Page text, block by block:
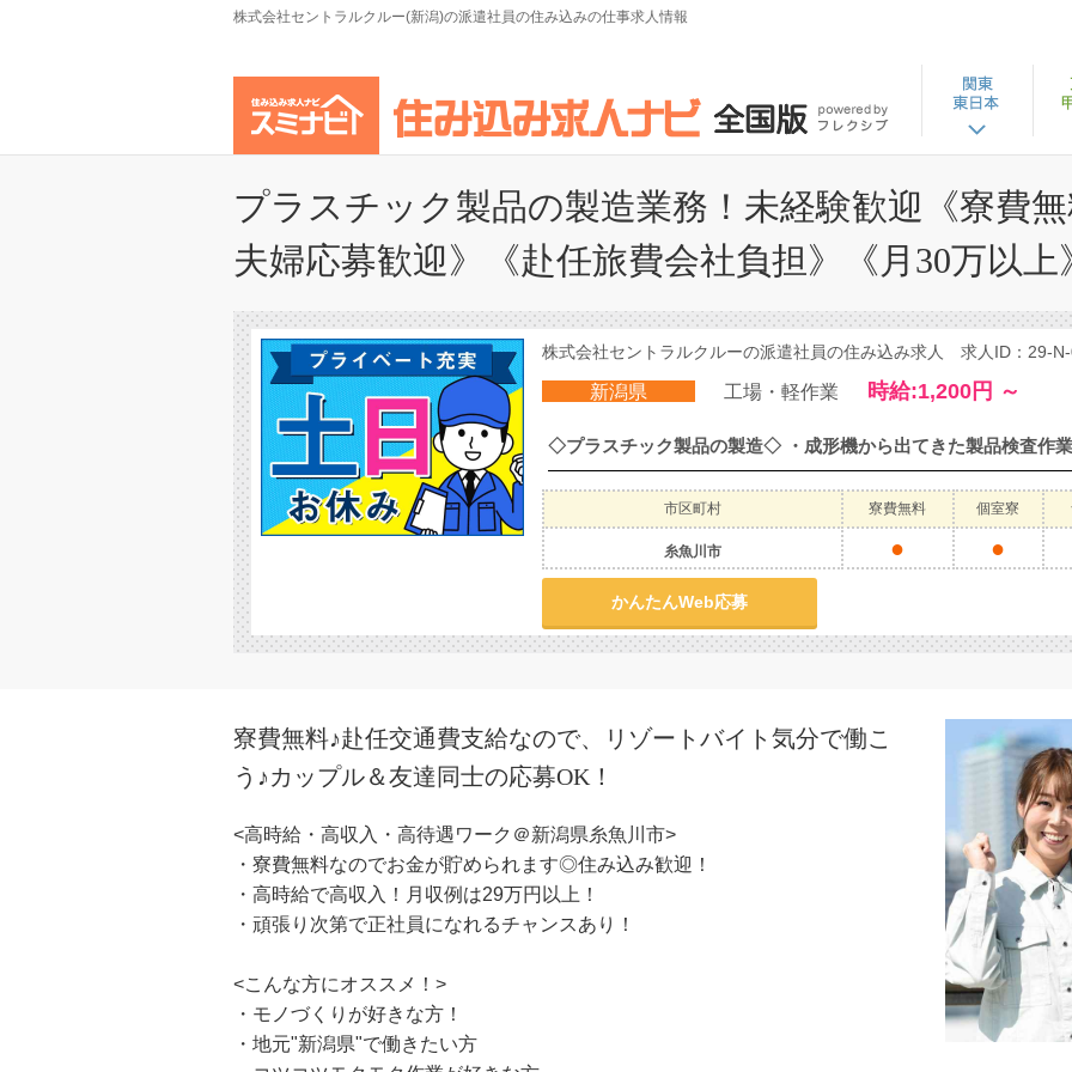
株式会社セントラルクルー(新潟)の派遣社員の住み込みの仕事求人情報
プラスチック製品の製造業務！未経験歓迎《寮費
夫婦応募歓迎》《赴任旅費会社負担》《月30万以上
株式会社セントラルクルーの派遣社員の住み込み求人 求人ID：29-
新潟県 工場・軽作業 時給:1,200円 ～
市区町村 寮費無料 個室寮
糸魚川市 ● ●
かんたんWeb応募
寮費無料♪赴任交通費支給なので、リゾートバイト気分で働こ
う♪カップル＆友達同士の応募OK！
<高時給・高収入・高待遇ワーク＠新潟県糸魚川市>
・寮費無料なのでお金が貯められます◎住み込み歓迎！
・高時給で高収入！月収例は29万円以上！
・頑張り次第で正社員になれるチャンスあり！
<こんな方にオススメ！>
・モノづくりが好きな方！
・地元"新潟県"で働きたい方